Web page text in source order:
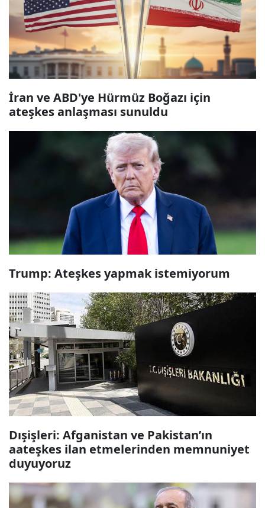
İran ve ABD'ye Hürmüz Boğazı için
ateşkes anlaşması sunuldu
Trump: Ateşkes yapmak istemiyorum
Dışişleri: Afganistan ve Pakistan’ın
aateşkes ilan etmelerinden memnuniyet
duyuyoruz